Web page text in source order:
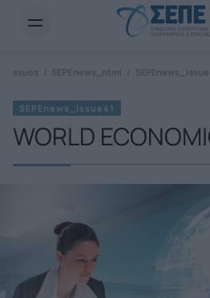
Issues SEPEnews_html
SEPEnews_Issue41
WORLD
Newsletter Email*